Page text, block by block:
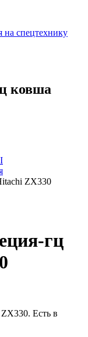
на спецтехнику
ковша
ZX330
гц
Есть в